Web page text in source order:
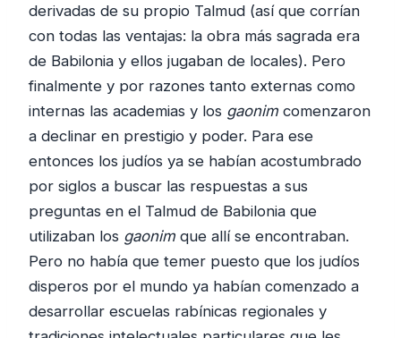
derivadas de su propio Talmud (así que corrían
con todas las ventajas: la obra más sagrada era
de Babilonia y ellos jugaban de locales). Pero
finalmente y por razones tanto externas como
internas las academias y los gaonim comenzaron
a declinar en prestigio y poder. Para ese
entonces los judíos ya se habían acostumbrado
por siglos a buscar las respuestas a sus
preguntas en el Talmud de Babilonia que
utilizaban los gaonim que allí se encontraban.
Pero no había que temer puesto que los judíos
disperos por el mundo ya habían comenzado a
desarrollar escuelas rabínicas regionales y